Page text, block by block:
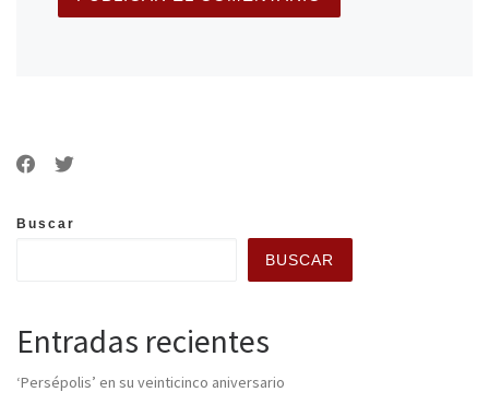
Buscar
BUSCAR
Entradas recientes
‘Persépolis’ en su veinticinco aniversario